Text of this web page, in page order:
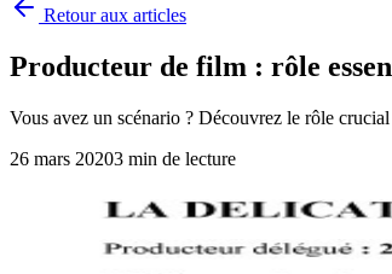
Retour aux articles
Producteur de film : rôle
Vous avez un scénario ? Découvrez le rôle
26 mars 20203 min de lecture